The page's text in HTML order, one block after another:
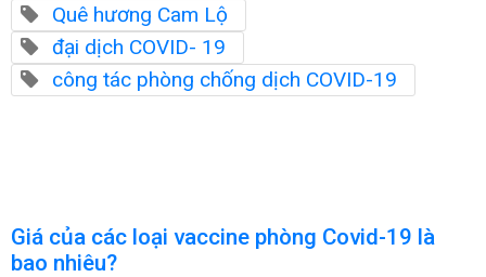
Quê hương Cam Lộ
đại dịch COVID- 19
công tác phòng chống dịch COVID-19
Giá của các loại vaccine phòng Covid-19 là
bao nhiêu?